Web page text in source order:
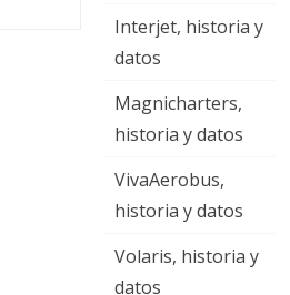
Interjet, historia y
datos
Magnicharters,
historia y datos
VivaAerobus,
historia y datos
Volaris, historia y
datos